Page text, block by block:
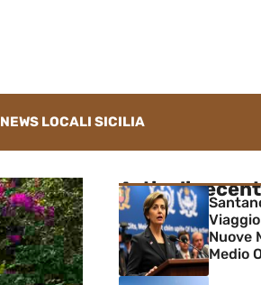
NEWS LOCALI SICILIA
Articoli
Nuove
Medio